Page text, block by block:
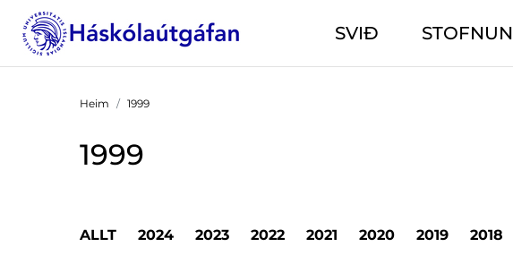
SVIÐ STOFNUN
Heim 1999
1999
ALLT 2024 2023 2022 2021 2020 2019 2018